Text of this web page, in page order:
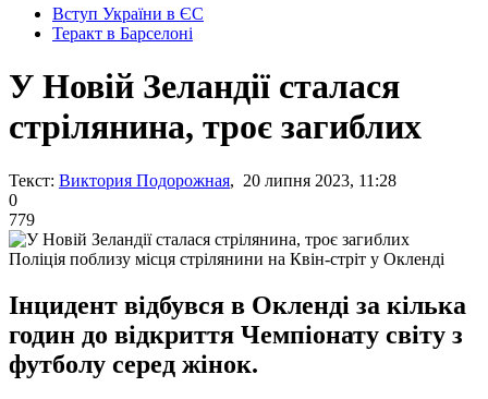
Вступ України в ЄС
Теракт в Барселоні
У Новій Зеландії сталася
стрілянина, троє загиблих
Текст: Виктория Подорожная, 20 липня 2023, 11:28
0
779
Поліція поблизу місця стрілянини на Квін-стріт у Окленді
Інцидент відбувся в Окленді за кілька
годин до відкриття Чемпіонату світу з
футболу серед жінок.